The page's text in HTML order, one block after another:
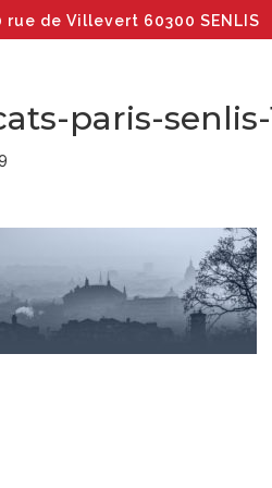
rue de Villevert 60300 SENLIS
paris-senlis-